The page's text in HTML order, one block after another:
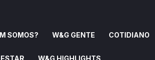
SOMOS? W&G GENTE COTIDIANO